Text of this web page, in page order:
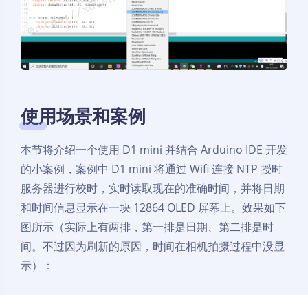
使用场景和案例
本节将介绍一个使用 D1 mini 并结合 Arduino IDE 开发
的小案例，案例中 D1 mini 将通过 Wifi 连接 NTP 授时
服务器进行校时，实时读取现在的准确时间，并将日期
和时间信息显示在一块 12864 OLED 屏幕上。效果如下
图所示（实际上有两排，第一排是日期、第二排是时
间。不过因为刷新的原因，时间在相机拍摄过程中没显
示）：